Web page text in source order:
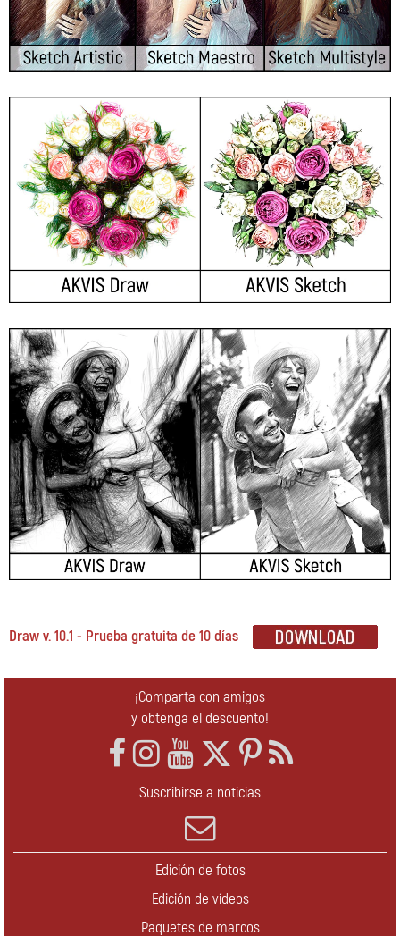
Draw v. 10.1 - Prueba gratuita de 10 días
¡Comparta con amigos
y obtenga el descuento!
Suscribirse a noticias
Edición de fotos
Edición de vídeos
Paquetes de marcos